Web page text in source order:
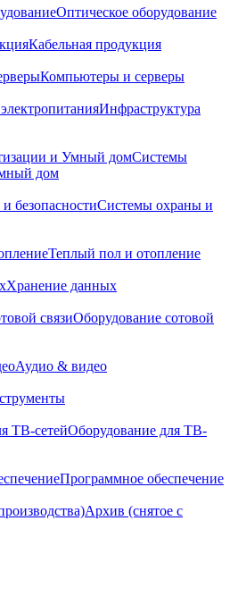
Оптическое оборудование
Кабельная продукция
Компьютеры и серверы
Инфраструктура
Системы
дом
Системы охраны и
Теплый пол и отопление
Хранение данных
Оборудование сотовой
Аудио & видео
Оборудование для ТВ-
Программное обеспечение
Архив (снятое с